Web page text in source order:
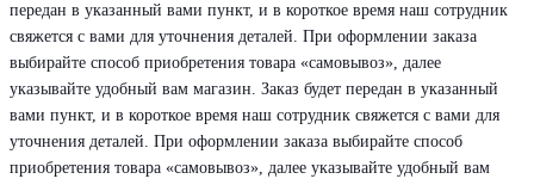
передан в указанный вами пункт, и в короткое время наш сотрудник
свяжется с вами для уточнения деталей. При оформлении заказа
выбирайте способ приобретения товара «самовывоз», далее
указывайте удобный вам магазин. Заказ будет передан в указанный
вами пункт, и в короткое время наш сотрудник свяжется с вами для
уточнения деталей. При оформлении заказа выбирайте способ
приобретения товара «самовывоз», далее указывайте удобный вам